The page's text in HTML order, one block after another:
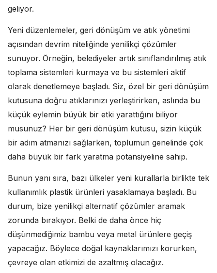
geliyor.
Yeni düzenlemeler, geri dönüşüm ve atık yönetimi
açısından devrim niteliğinde yenilikçi çözümler
sunuyor. Örneğin, belediyeler artık sınıflandırılmış atık
toplama sistemleri kurmaya ve bu sistemleri aktif
olarak denetlemeye başladı. Siz, özel bir geri dönüşüm
kutusuna doğru atıklarınızı yerleştirirken, aslında bu
küçük eylemin büyük bir etki yarattığını biliyor
musunuz? Her bir geri dönüşüm kutusu, sizin küçük
bir adım atmanızı sağlarken, toplumun genelinde çok
daha büyük bir fark yaratma potansiyeline sahip.
Bunun yanı sıra, bazı ülkeler yeni kurallarla birlikte tek
kullanımlık plastik ürünleri yasaklamaya başladı. Bu
durum, bize yenilikçi alternatif çözümler aramak
zorunda bırakıyor. Belki de daha önce hiç
düşünmediğimiz bambu veya metal ürünlere geçiş
yapacağız. Böylece doğal kaynaklarımızı korurken,
çevreye olan etkimizi de azaltmış olacağız.